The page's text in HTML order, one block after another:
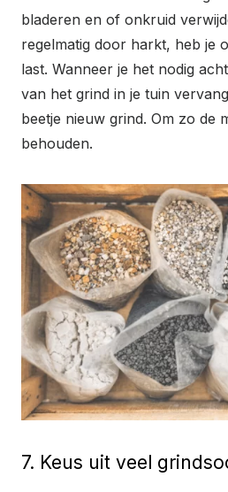
bladeren en of onkruid
regelmatig door harkt, heb je
last. Wanneer je het nodig
van het grind in je tuin
beetje nieuw grind. Om zo de
behouden.
7. Keus uit veel